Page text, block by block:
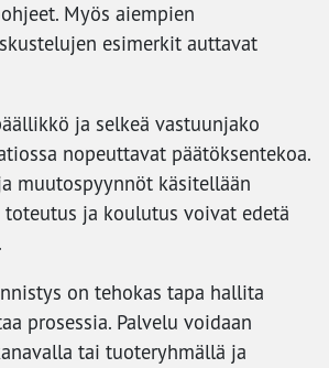
Myös aiempien
esimerkit auttavat
ja selkeä vastuunjako
nopeuttavat päätöksentekoa.
muutospyynnöt käsitellään
ja koulutus voivat edetä
on tehokas tapa hallita
prosessia. Palvelu voidaan
tai tuoteryhmällä ja